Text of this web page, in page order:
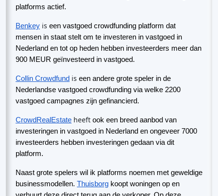
platforms actief.
Benkey is een vastgoed crowdfunding platform dat
mensen in staat stelt om te investeren in vastgoed in
Nederland en tot op heden hebben investeerders meer dan
900 MEUR geïnvesteerd in vastgoed.
Collin Crowdfund is een andere grote speler in de
Nederlandse vastgoed crowdfunding via welke 2200
vastgoed campagnes zijn gefinancierd.
CrowdRealEstate heeft ook een breed aanbod van
investeringen in vastgoed in Nederland en ongeveer 7000
investeerders hebben investeringen gedaan via dit
platform.
Naast grote spelers wil ik platforms noemen met geweldige
businessmodellen. Thuisborg koopt woningen op en